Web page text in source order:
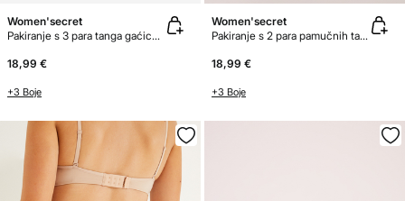
Women'secret
Pakiranje s 3 para tanga gaćica od mikrofibre
18,99 €
+3 Boje
Women'secret
Pakiranje s 2 para pamučnih tanga gaćica bez šavova
18,99 €
+3 Boje